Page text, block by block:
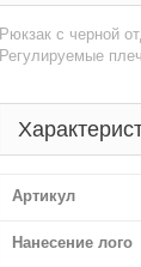
Рюкзак с черной
Регулируемые
Артикул
Нанесение лого